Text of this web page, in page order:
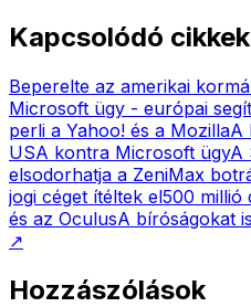
Kapcsolódó
Beperelte az amerikai
Microsoft ügy - európai
perli a Yahoo! és a MozillaA
USA kontra Microsoft ügyA
elsodorhatja a ZeniMax
jogi céget ítéltek el500 millió
és az OculusA bíróságokat
↗
Hozzászólások